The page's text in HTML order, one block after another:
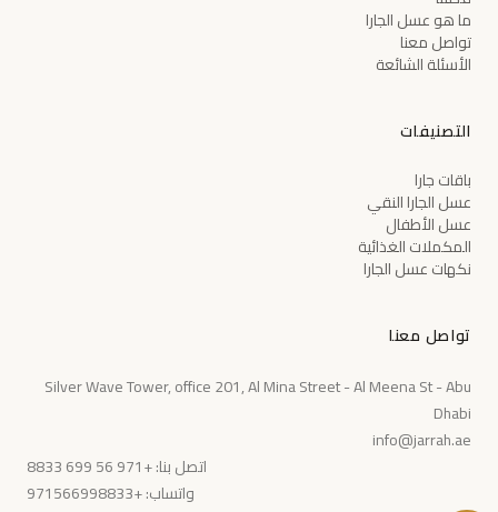
ما هو عسل الجارا
تواصل معنا
الأسئلة الشائعة
التصنيفات
باقات جارا
عسل الجارا النقي
عسل الأطفال
المكملات الغذائية
نكهات عسل الجارا
تواصل معنا
Silver Wave Tower, office 201, Al Mina Street - Al Meena St - Abu
Dhabi
info@jarrah.ae
اتصل بنا: +971 56 699 8833
واتساب: +971566998833